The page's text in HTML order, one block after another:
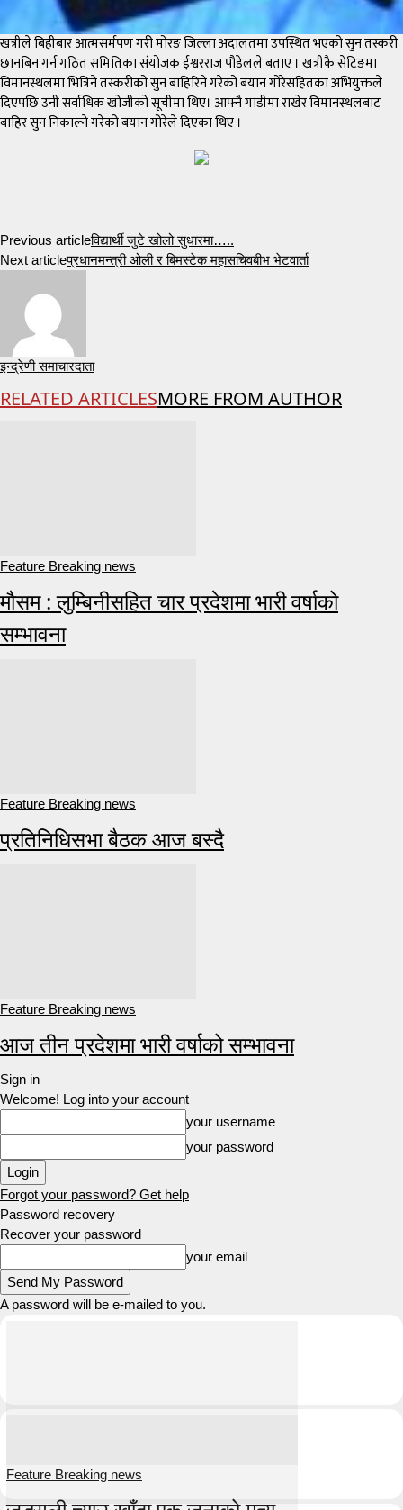
खत्रीले बिहीबार आत्मसर्मपण गरी मोरङ जिल्ला अदालतमा उपस्थित भएको सुन तस्करी
छानबिन गर्न गठित समितिका संयोजक ईश्वरराज पौडेलले बताए । खत्रीकै सेटिङमा
विमानस्थलमा भित्रिने तस्करीको सुन बाहिरिने गरेको बयान गोरेसहितका अभियुक्तले
दिएपछि उनी सर्वाधिक खोजीको सूचीमा थिए। आफ्नै गाडीमा राखेर विमानस्थलबाट
बाहिर सुन निकाल्ने गरेको बयान गोरेले दिएका थिए ।
Previous articleविद्यार्थी जुटे खोलो सुधारमा…..
Next articleप्रधानमन्त्री ओली र बिमस्टेक महासचिवबीभ भेटवार्ता
इन्द्रेणी समाचारदाता
RELATED ARTICLESMORE FROM AUTHOR
Feature Breaking news
मौसम : लुम्बिनीसहित चार प्रदेशमा भारी वर्षाको
सम्भावना
Feature Breaking news
प्रतिनिधिसभा बैठक आज बस्दै
Feature Breaking news
आज तीन प्रदेशमा भारी वर्षाको सम्भावना
Sign in
Welcome! Log into your account
your username
your password
Forgot your password? Get help
Password recovery
Recover your password
your email
A password will be e-mailed to you.
Feature Breaking news